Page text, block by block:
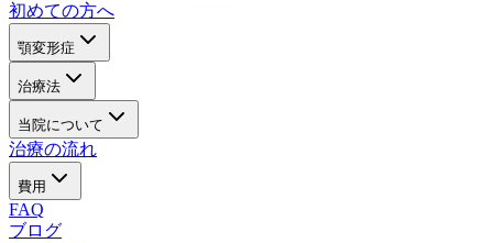
初めての方へ
顎変形症
治療法
当院について
治療の流れ
費用
FAQ
ブログ